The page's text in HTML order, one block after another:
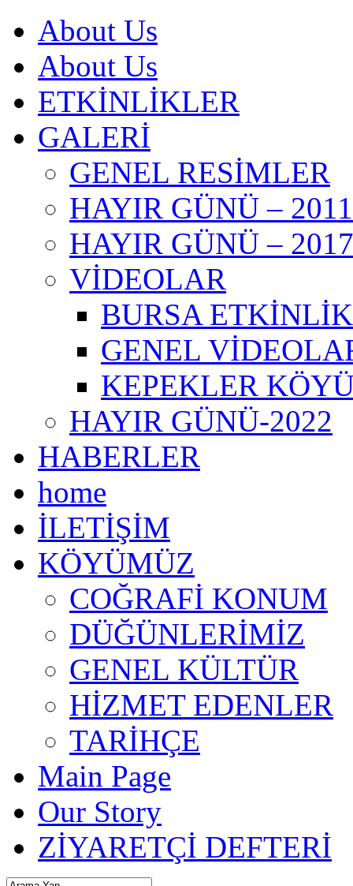
About Us
About Us
ETKİNLİKLER
GALERİ
GENEL RESİMLER
HAYIR GÜNÜ – 2011
HAYIR GÜNÜ – 2017
VİDEOLAR
BURSA
GENEL
KEPEKLER
HAYIR GÜNÜ-2022
HABERLER
home
İLETİŞİM
KÖYÜMÜZ
COĞRAFİ KONUM
DÜĞÜNLERİMİZ
GENEL KÜLTÜR
HİZMET EDENLER
TARİHÇE
Main Page
Our Story
ZİYARETÇİ DEFTERİ